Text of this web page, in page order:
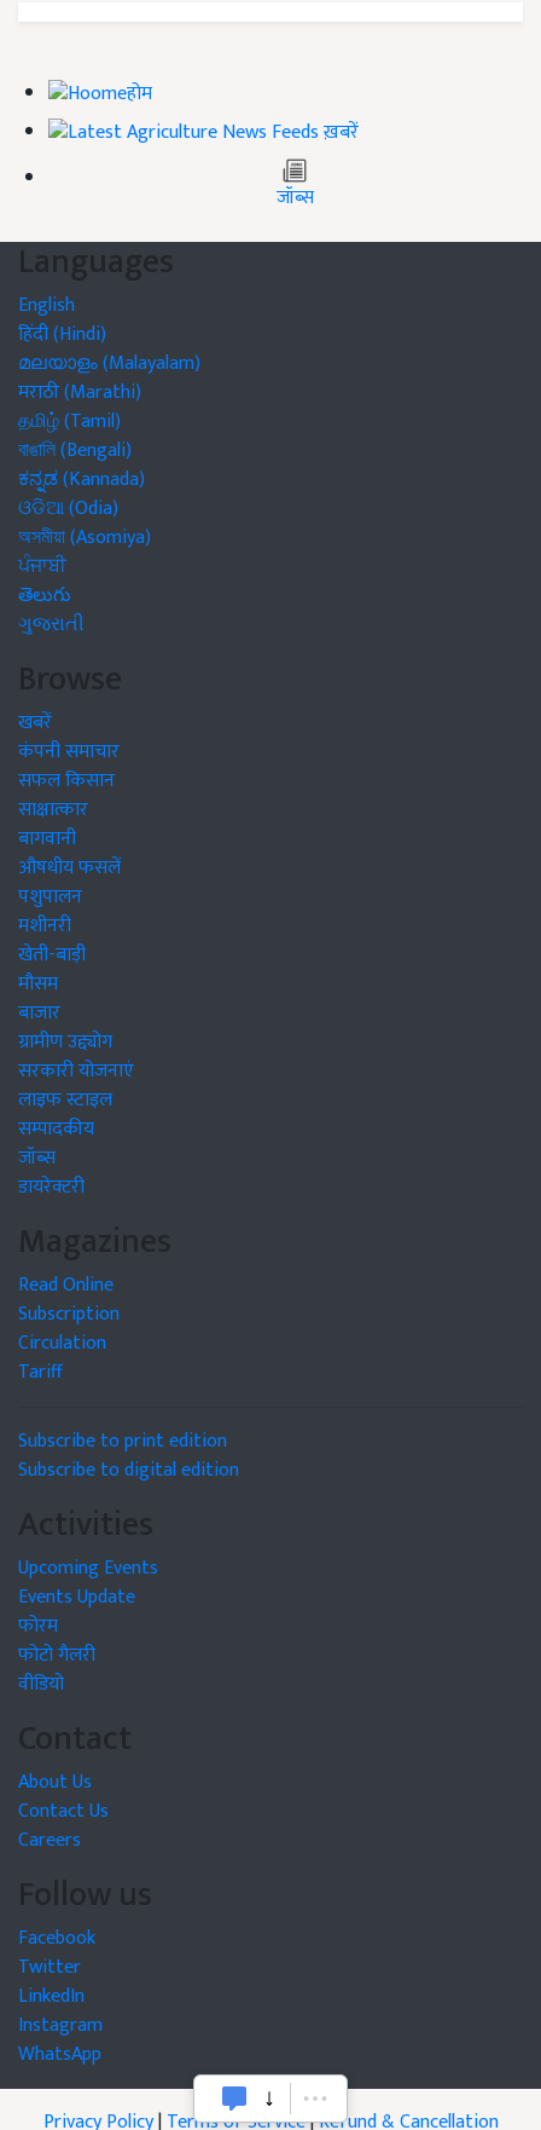
होम
ख़बरें
जॉब्स
Languages
English
हिंदी (Hindi)
മലയാളം (Malayalam)
मराठी (Marathi)
தமிழ் (Tamil)
বাঙালি (Bengali)
ಕನ್ನಡ (Kannada)
ଓଡିଆ (Odia)
অসমীয়া (Asomiya)
ਪੰਜਾਬੀ
తెలుగు
ગુજરાતી
Browse
खबरें
कंपनी समाचार
सफल किसान
साक्षात्कार
बागवानी
औषधीय फसलें
पशुपालन
मशीनरी
खेती-बाड़ी
मौसम
बाजार
ग्रामीण उद्द्योग
सरकारी योजनाएं
लाइफ स्टाइल
सम्पादकीय
जॉब्स
डायरेक्टरी
Magazines
Read Online
Subscription
Circulation
Tariff
Subscribe to print edition
Subscribe to digital edition
Activities
Upcoming Events
Events Update
फोरम
फोटो गैलरी
वीडियो
Contact
About Us
Contact Us
Careers
Follow us
Facebook
Twitter
LinkedIn
Instagram
WhatsApp
Privacy Policy|Terms of Service|Refund & Cancellation